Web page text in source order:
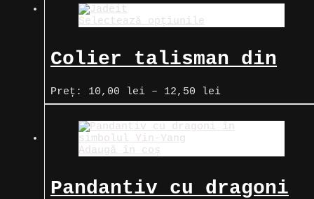
Selectează opțiunile
Colier talisman din
Jadeit
Preț: 10,00 lei – 12,50 leiInterval
de
10,00 lei
Adaugă în coș
Pandantiv cu dragoni